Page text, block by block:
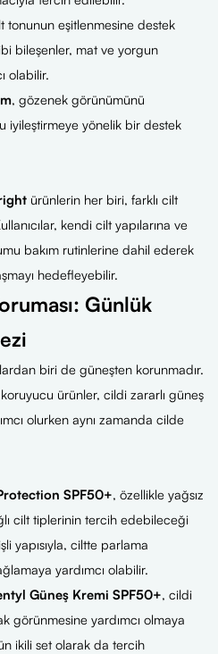
tonunun eşitlenmesine destek
bileşenler, mat ve yorgun
olabilir.
, gözenek görünümünü
iyileştirmeye yönelik bir destek
ürünlerin her biri, farklı cilt
kendi cilt yapılarına ve
bakım rutinlerine dahil ederek
hedefleyebilir.
Günlük
biri de güneşten korunmadır.
ürünler, cildi zararlı güneş
olurken aynı zamanda cilde
SPF50+, özellikle yağsız
cilt tiplerinin tercih edebileceği
yapısıyla, ciltte parlama
yardımcı olabilir.
Güneş Kremi SPF50+, cildi
görünmesine yardımcı olmaya
ikili set olarak da tercih